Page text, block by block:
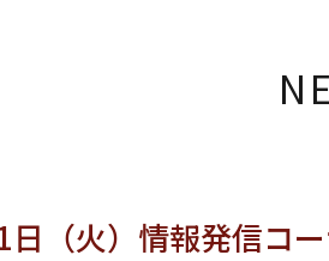
日（火）情報発信コ